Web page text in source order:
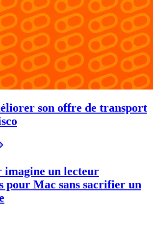
son offre de transport
un lecteur
pour Mac sans sacrifier un